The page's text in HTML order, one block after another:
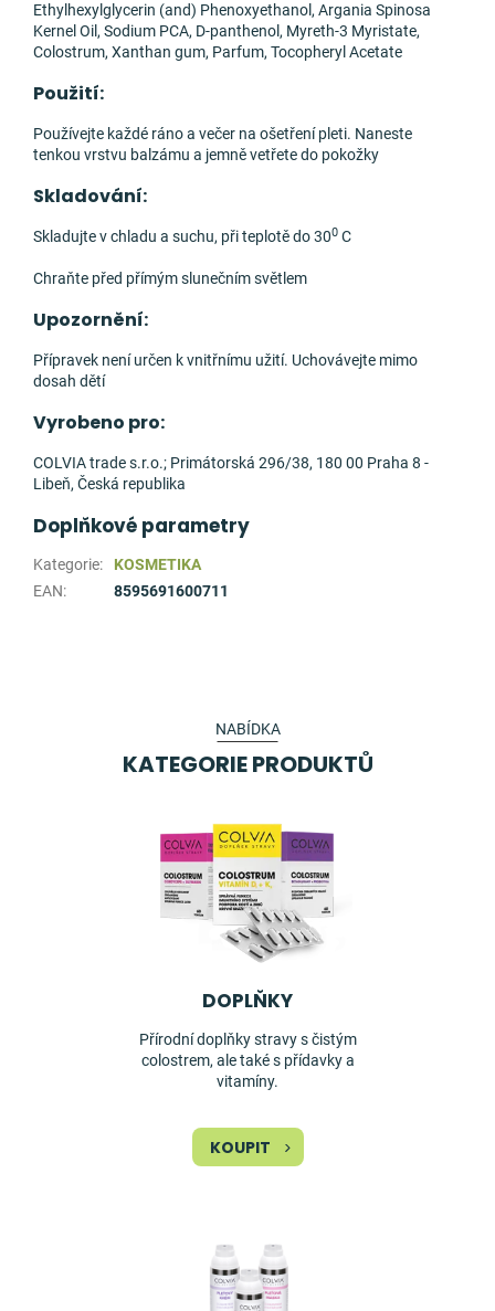
Ethylhexylglycerin (and) Phenoxyethanol, Argania Spinosa
Kernel Oil, Sodium PCA, D-panthenol, Myreth-3 Myristate,
Colostrum, Xanthan gum, Parfum, Tocopheryl Acetate
Použití:
Používejte každé ráno a večer na ošetření pleti. Naneste
tenkou vrstvu balzámu a jemně vetřete do pokožky
Skladování:
Skladujte v chladu a suchu, při teplotě do 300 C
Chraňte před přímým slunečním světlem
Upozornění:
Přípravek není určen k vnitřnímu užití. Uchovávejte mimo
dosah dětí
Vyrobeno pro:
COLVIA trade s.r.o.; Primátorská 296/38, 180 00 Praha 8 -
Libeň, Česká republika
Doplňkové parametry
Kategorie:
KOSMETIKA
EAN: 8595691600711
NABÍDKA
KATEGORIE PRODUKTŮ
DOPLŇKY
Přírodní doplňky stravy s čistým
colostrem, ale také s přídavky a
vitamíny.
KOUPIT